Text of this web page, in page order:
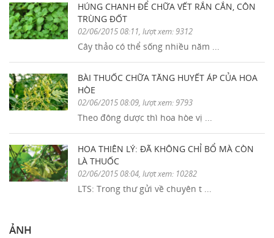
HÚNG CHANH ĐỂ CHỮA VẾT RẮN CẮN, CÔN
TRÙNG ĐỐT
02/06/2015 08:11, lượt xem: 9312
Cây thảo có thể sống nhiều năm ...
BÀI THUỐC CHỮA TĂNG HUYẾT ÁP CỦA HOA
HÒE
02/06/2015 08:09, lượt xem: 9793
Theo đông dược thì hoa hòe vị ...
HOA THIÊN LÝ: ĐÃ KHÔNG CHỈ BỔ MÀ CÒN
LÀ THUỐC
02/06/2015 08:04, lượt xem: 10282
LTS: Trong thư gửi về chuyên t ...
ẢNH